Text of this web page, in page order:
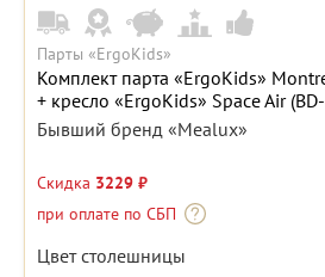
Парты «ErgoKids»
Комплект парта «ErgoKids»
+ кресло «ErgoKids» Space Air
Бывший бренд «Mealux»
Скидка 3229 ₽
при оплате по СБП
Цвет столешницы